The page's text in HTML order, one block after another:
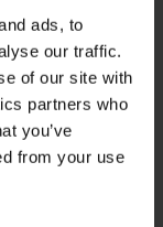
ads, to
our traffic.
of our site with
partners who
you’ve
from your use
Sie
bitte. Wir